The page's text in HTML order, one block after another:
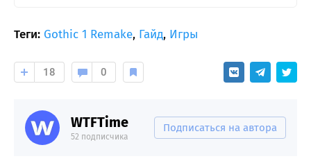
Теги: Gothic 1 Remake, Гайд, Игры
18 0
WTFTime
52 подписчика
Подписаться на автора